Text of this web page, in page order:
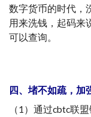
数字货币的时代，
用来洗钱，起码来
可以查询。
四、堵不如疏，加
（1）通过cbtc联